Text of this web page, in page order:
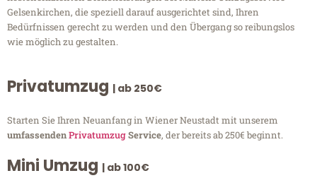
Gelsenkirchen, die speziell darauf ausgerichtet sind, Ihren
Bedürfnissen gerecht zu werden und den Übergang so reibungslos
wie möglich zu gestalten.
Privatumzug | ab 250€
Starten Sie Ihren Neuanfang in Wiener Neustadt mit unserem
umfassendenPrivatumzugService, der bereits ab 250€ beginnt.
Mini Umzug | ab 100€